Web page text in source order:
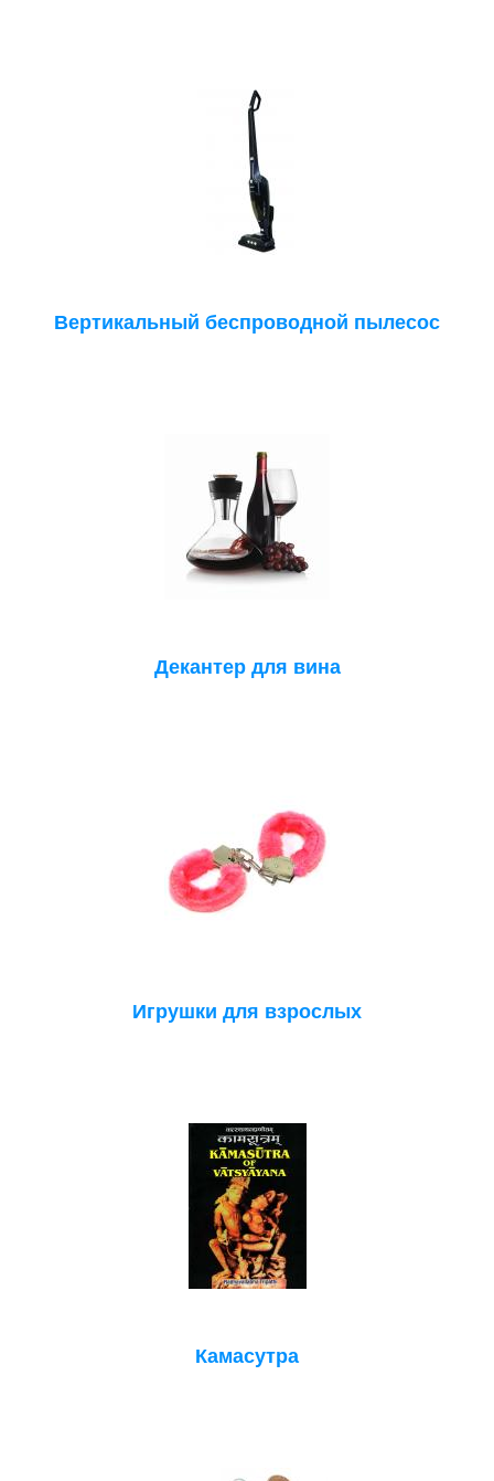
Вертикальный беспроводной пылесос
Декантер для вина
Игрушки для взрослых
Камасутра